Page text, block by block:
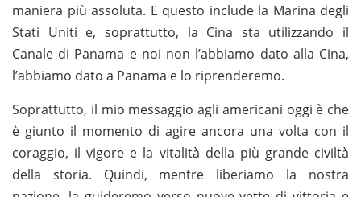
maniera più assoluta. E questo include la Marina degli
Stati Uniti e, soprattutto, la Cina sta utilizzando il
Canale di Panama e noi non l’abbiamo dato alla Cina,
l’abbiamo dato a Panama e lo riprenderemo.
Soprattutto, il mio messaggio agli americani oggi è che
è giunto il momento di agire ancora una volta con il
coraggio, il vigore e la vitalità della più grande civiltà
della storia. Quindi, mentre liberiamo la nostra